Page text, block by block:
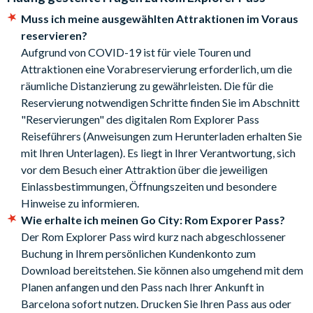
Audioguide, Eintritt und multimedia Video
St. Peter’s Basilica geführte Tour
Leckeres Pasta Menü von Trevi Fountain
Piazza Navona Underground – Stadio di Domiziano
Anient Via Appia Antica mit dem Fahrrad
Museo delle Cere (Wax Museum)
Borghese Gallery
Welcome to Rome – Show
Eat Like Italians! Set Italian Menu (R)
Pantheon geführte Tour (R)
Alter of the Fatherland Panoramic View
HiBike and Caracalla Baths - 3 Hours
HiBike and Circo Massimo Experience - 3 Hours
HiBike Rental - 3 Hours
The Most Beautiful Opera Arias
The Three Tenors in Concert with Ballet – Waldensian
Auditorium
Pocket Opera
Zeitraum besucht werden. Eine Rückerstattung für nicht
genutzte Attraktionen ist ausgeschlossen.
Sie müssen bei Ihrer Buchung keine Attraktionen auswählen.
Entscheiden Sie spontan vor Ort, welche Attraktionen Sie
besuchen möchten.
Für einige Attraktionen, wie Tours und Shows, sind
Reservierungen im Voraus notwendig. Bitte sehen Sie in
Ihrem Reiseführer bei der jeweiligen Attraktion nach, ob
und wie Sie reservieren müssen.
Bitte beachten Sie: Eine Reservierung aktiviert Ihren Pass
NICHT. Ihr Pass wird erst aktiviert, wenn Sie Ihre erste
Attraktion besuchen. Eine Reservierung zählt als Besuch
einer Attraktion. Sollten Sie nicht zu Ihrer Reservierung
erscheinen, wird trotzdem eine Attraktion von Ihrem Pass
abgebucht.
Der Pass ist nur für eine Person gültig. Es können nicht
mehrere Personen den gleichen Pass benutzen.
Muss ich meine ausgewählten Attraktionen im Voraus
reservieren?
Aufgrund von COVID-19 ist für viele Touren und
Attraktionen eine Vorabreservierung erforderlich, um die
räumliche Distanzierung zu gewährleisten. Die für die
Reservierung notwendigen Schritte finden Sie im Abschnitt
"Reservierungen" des digitalen Rom Explorer Pass
Reiseführers (Anweisungen zum Herunterladen erhalten Sie
mit Ihren Unterlagen). Es liegt in Ihrer Verantwortung, sich
vor dem Besuch einer Attraktion über die jeweiligen
Einlassbestimmungen, Öffnungszeiten und besondere
Hinweise zu informieren.
Wie erhalte ich meinen Go City: Rom Exporer Pass?
Der Rom Explorer Pass wird kurz nach abgeschlossener
Buchung in Ihrem persönlichen Kundenkonto zum
Download bereitstehen. Sie können also umgehend mit dem
Planen anfangen und den Pass nach Ihrer Ankunft in
Barcelona sofort nutzen. Drucken Sie Ihren Pass aus oder